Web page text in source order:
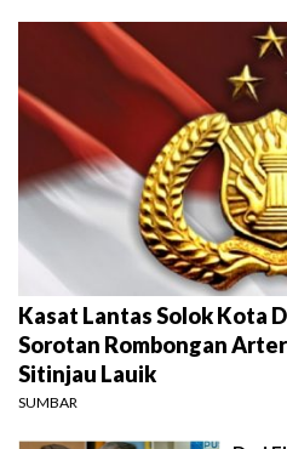
Kasat Lantas Solok Kota
Sorotan Rombongan
Sitinjau Lauik
SUMBAR